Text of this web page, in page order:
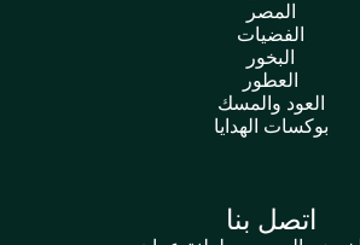
المصر
الفضيات
البخور
العطور
العود والمسك
بوكسات الهدايا
اتصل بنا